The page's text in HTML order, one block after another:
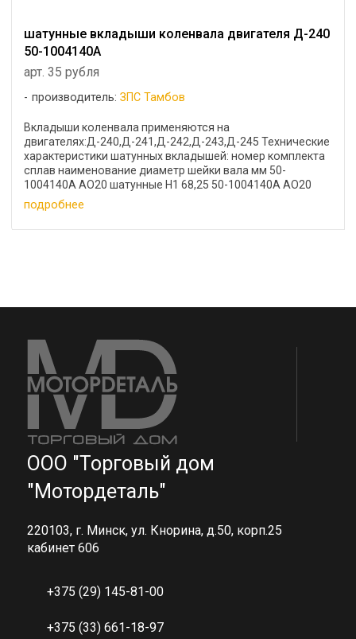
шатунные вкладыши коленвала двигателя Д-240
50-1004140А
арт. 35 рубля
производитель:ЗПС Тамбов
Вкладыши коленвала применяются на
двигателях:Д-240,Д-241,Д-242,Д-243,Д-245 Технические
характеристики шатунных вкладышей: номер комплекта
сплав наименование диаметр шейки вала мм 50-
1004140А АО20 шатунные Н1 68,25 50-1004140А АО20
Шатунные Н2 68,0 ...
подробнее
ООО "Торговый дом
"Мотордеталь"
220103, г. Минск, ул. Кнорина, д.50, корп.25
кабинет 606
+375 (29) 145-81-00
+375 (33) 661-18-97